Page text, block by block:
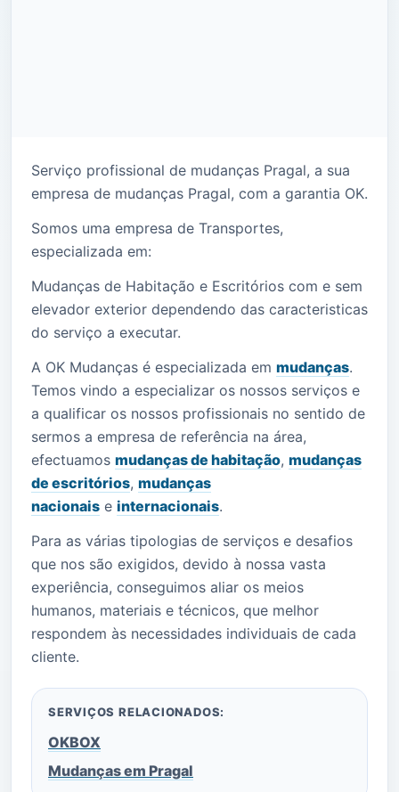
Serviço profissional de mudanças Pragal, a sua
empresa de mudanças Pragal, com a garantia OK.
Somos uma empresa de Transportes,
especializada em:
Mudanças de Habitação e Escritórios com e sem
elevador exterior dependendo das caracteristicas
do serviço a executar.
A OK Mudanças é especializada em mudanças.
Temos vindo a especializar os nossos serviços e
a qualificar os nossos profissionais no sentido de
sermos a empresa de referência na área,
efectuamos mudanças de habitação, mudanças
de escritórios, mudanças
nacionais e internacionais.
Para as várias tipologias de serviços e desafios
que nos são exigidos, devido à nossa vasta
experiência, conseguimos aliar os meios
humanos, materiais e técnicos, que melhor
respondem às necessidades individuais de cada
cliente.
SERVIÇOS RELACIONADOS:
OKBOX
Mudanças em Pragal